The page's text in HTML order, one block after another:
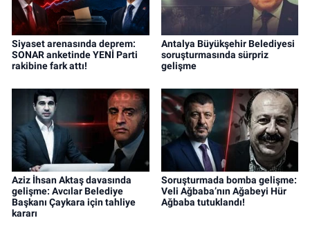
Siyaset arenasında deprem:
SONAR anketinde YENİ Parti
rakibine fark attı!
Antalya Büyükşehir Belediyesi
soruşturmasında sürpriz
gelişme
Aziz İhsan Aktaş davasında
gelişme: Avcılar Belediye
Başkanı Çaykara için tahliye
kararı
Soruşturmada bomba gelişme:
Veli Ağbaba’nın Ağabeyi Hür
Ağbaba tutuklandı!